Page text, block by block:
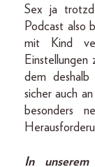
Sex ja
Podcast also
mit Kind
Einstellungen
dem
sicher auch
besonders
In